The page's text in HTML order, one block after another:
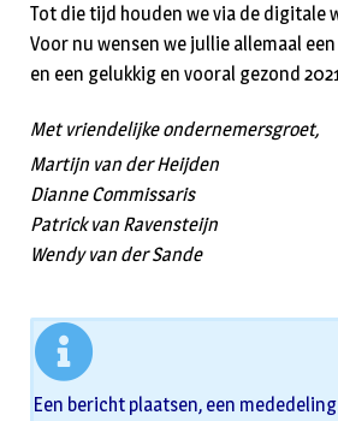
Tot die tijd houden we via de digitale
Voor nu wensen we jullie allemaal
en een gelukkig en vooral gezond
Met vriendelijke ondernemersgroet,
Martijn van der Heijden
Dianne Commissaris
Patrick van Ravensteijn
Wendy van der Sande
Een bericht plaatsen, een